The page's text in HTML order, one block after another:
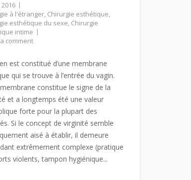
à l'étranger, Chirurgie esthétique,
esthétique du sexe, Chirurgie
intime
comment
est constitué d’une membrane
qui se trouve à l’entrée du vagin.
constitue le signe de la
et a longtemps été une valeur
forte pour la plupart des
Si le concept de virginité semble
aisé à établir, il demeure
extrêmement complexe (pratique
violents, tampon hygiénique...